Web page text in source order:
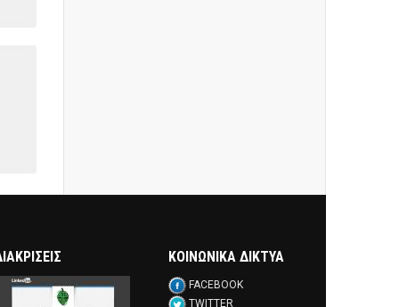
ΚΟΙΝΩΝΙΚΑ ΔΙΚΤΥΑ
FACEBOOK
TWITTER